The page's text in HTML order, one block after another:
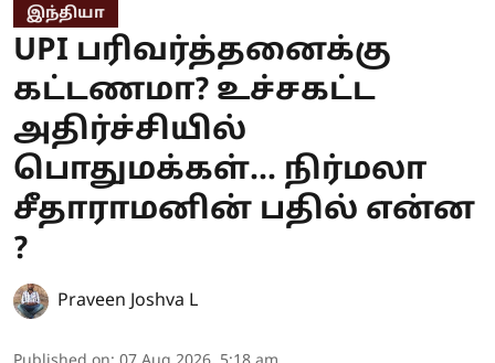
இந்தியா
UPI பரிவர்த்தனைக்கு
கட்டணமா? உச்சகட்ட
அதிர்ச்சியில்
பொதுமக்கள்... நிர்மலா
சீதாராமனின் பதில் என்ன
?
Praveen Joshva L